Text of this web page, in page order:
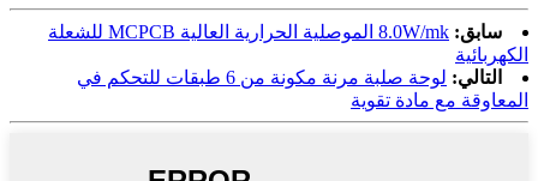
سابق:
8.0W/mk الموصلية الحرارية العالية MCPCB للشعلة
الكهربائية
التالي:
لوحة صلبة مرنة مكونة من 6 طبقات للتحكم في
المعاوقة مع مادة تقوية